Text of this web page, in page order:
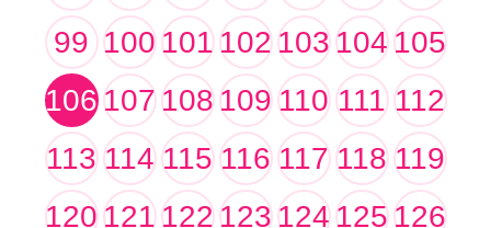
99 100101102103104105
106107108109110 111 112
113 114 115 116 117 118 119
120121122123124125126